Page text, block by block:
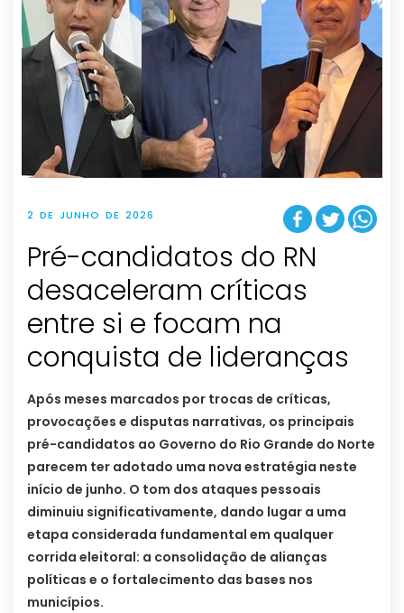
2 DE JUNHO DE 2026
Pré-candidatos do RN
desaceleram críticas
entre si e focam na
conquista de lideranças
Após meses marcados por trocas de críticas,
provocações e disputas narrativas, os principais
pré-candidatos ao Governo do Rio Grande do Norte
parecem ter adotado uma nova estratégia neste
início de junho. O tom dos ataques pessoais
diminuiu significativamente, dando lugar a uma
etapa considerada fundamental em qualquer
corrida eleitoral: a consolidação de alianças
políticas e o fortalecimento das bases nos
municípios.